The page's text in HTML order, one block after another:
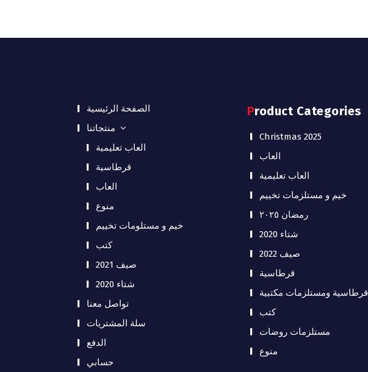
الصفحة الرئيسية
منتجاتنا
العاب تعليمية
قرطاسية
العاب
منوع
خيم و مستلومات تخييم
كتب
صيف 2021
شتاء 2020
تواصل معنا
سلة المشتريات
الدفع
حسابي
Product Categories
Christmas 2025
العاب
العاب تعليمية
خيم و مستلزمات تخييم
رمضان ٢٠٢٥
شتاء 2020
صيف 2022
قرطاسية
قرطاسية ومستلزمات مكتبية
كتب
مستلزمات روضات
منوع